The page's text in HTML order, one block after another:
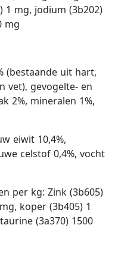
1 mg, jodium (3b202)
mg
(bestaande uit hart,
vet), gevogelte- en
2%, mineralen 1%,
eiwit 10,4%,
celstof 0,4%, vocht
per kg: Zink (3b605)
koper (3b405) 1
(3a370) 1500